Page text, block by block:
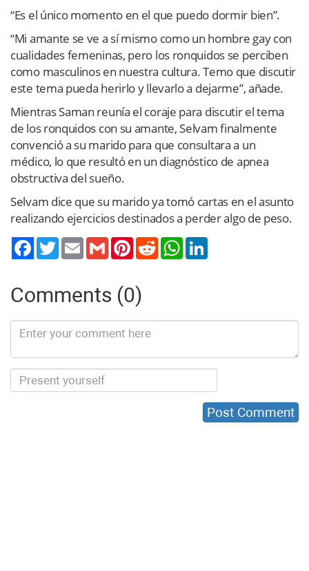
“Es el único momento en el que puedo dormir bien”.
“Mi amante se ve a sí mismo como un hombre gay con
cualidades femeninas, pero los ronquidos se perciben
como masculinos en nuestra cultura. Temo que discutir
este tema pueda herirlo y llevarlo a dejarme”, añade.
Mientras Saman reunía el coraje para discutir el tema
de los ronquidos con su amante, Selvam finalmente
convenció a su marido para que consultara a un
médico, lo que resultó en un diagnóstico de apnea
obstructiva del sueño.
Selvam dice que su marido ya tomó cartas en el asunto
realizando ejercicios destinados a perder algo de peso.
TwitterEmail Gmail PinterestReddit WhatsApp
Comments (0)